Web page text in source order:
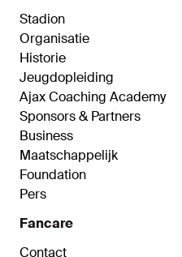
Stadion
Organisatie
Historie
Jeugdopleiding
Ajax Coaching Academy
Sponsors & Partners
Business
Maatschappelijk
Foundation
Pers
Fancare
Contact